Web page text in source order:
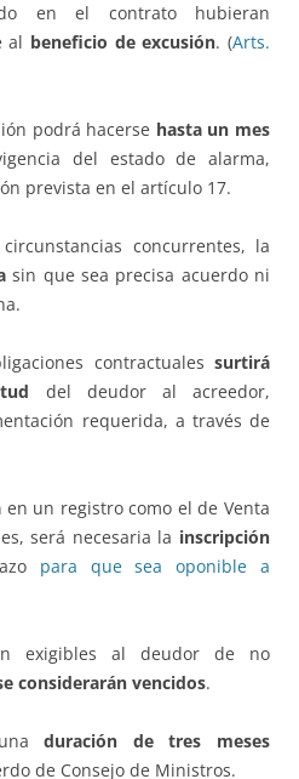
en el contrato hubieran
al beneficio de excusión. (Arts.
podrá hacerse hasta un mes
del estado de alarma,
prevista en el artículo 17.
concurrentes, la
sin que sea precisa acuerdo ni
contractuales surtirá
del deudor al acreedor,
requerida, a través de
en un registro como el de Venta
será necesaria la inscripción
para que sea oponible a
exigibles al deudor de no
considerarán vencidos.
unaduración de tres meses
de Consejo de Ministros.